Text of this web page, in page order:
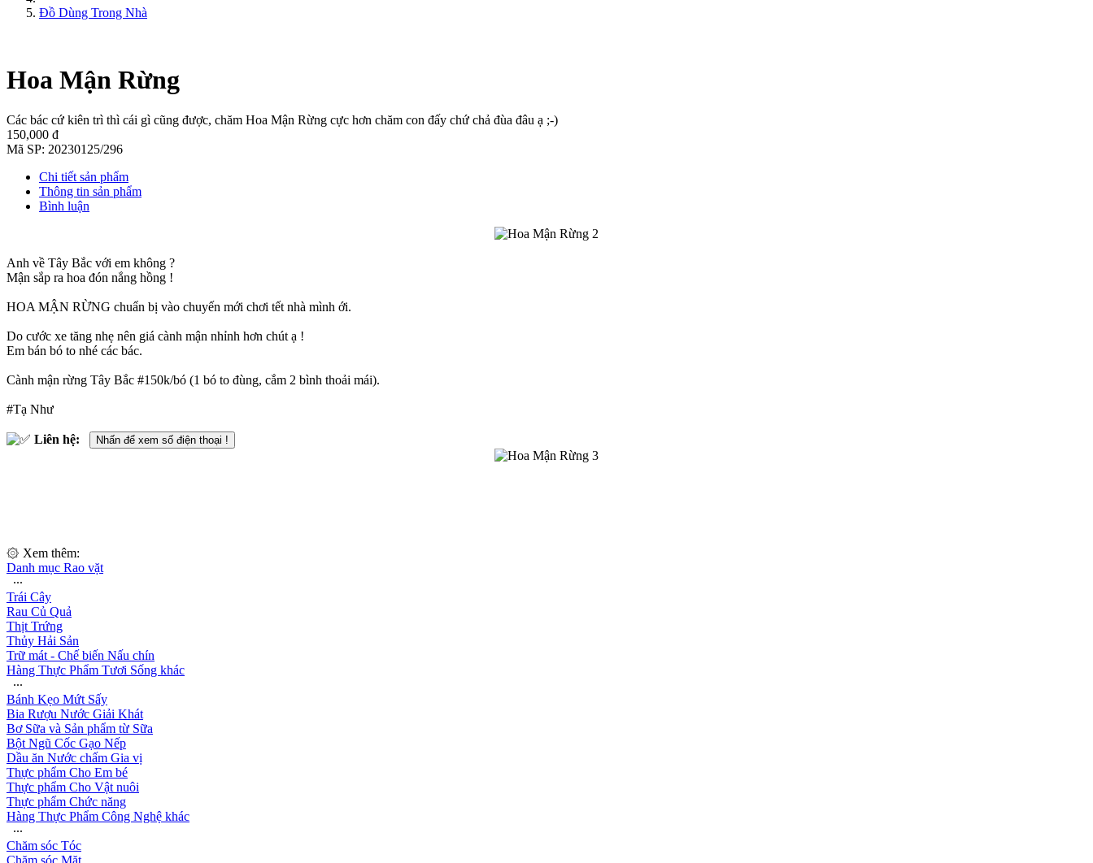
Đồ Dùng Trong Nhà
Hoa Mận Rừng
Các bác cứ kiên trì thì cái gì cũng được, chăm Hoa Mận Rừng cực hơn chăm con đấy chứ chả đùa đâu ạ ;-)
150,000 đ
Mã SP: 20230125/296
Chi tiết sản phẩm
Thông tin sản phẩm
Bình luận
Anh về Tây Bắc với em không ?
Mận sắp ra hoa đón nắng hồng !
HOA MẬN RỪNG chuẩn bị vào chuyến mới chơi tết nhà mình ới.
Do cước xe tăng nhẹ nên giá cành mận nhỉnh hơn chút ạ !
Em bán bó to nhé các bác.
Cành mận rừng Tây Bắc #150k/bó (1 bó to đùng, cắm 2 bình thoải mái).
#Tạ Như
Liên hệ: Nhấn để xem số điện thoại !
۞ Xem thêm:
Danh mục Rao vặt
∙∙∙
Trái Cây
Rau Củ Quả
Thịt Trứng
Thủy Hải Sản
Trữ mát - Chế biến Nấu chín
Hàng Thực Phẩm Tươi Sống khác
∙∙∙
Bánh Kẹo Mứt Sấy
Bia Rượu Nước Giải Khát
Bơ Sữa và Sản phẩm từ Sữa
Bột Ngũ Cốc Gạo Nếp
Dầu ăn Nước chấm Gia vị
Thực phẩm Cho Em bé
Thực phẩm Cho Vật nuôi
Thực phẩm Chức năng
Hàng Thực Phẩm Công Nghệ khác
∙∙∙
Chăm sóc Tóc
Chăm sóc Mặt